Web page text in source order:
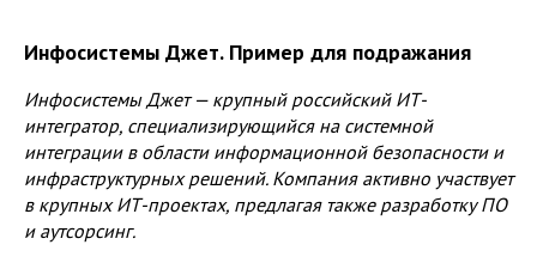
Инфосистемы Джет. Пример для подражания
Инфосистемы Джет — крупный российский ИТ-
интегратор, специализирующийся на системной
интеграции в области информационной безопасности и
инфраструктурных решений. Компания активно участвует
в крупных ИТ-проектах, предлагая также разработку ПО
и аутсорсинг.